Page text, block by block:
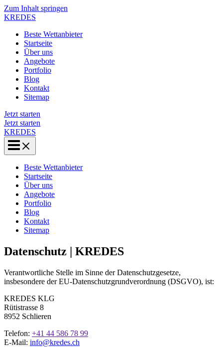
Zum Inhalt springen
KREDES
Beste Wettanbieter
Startseite
Über uns
Angebote
Portfolio
Blog
Kontakt
Sitemap
Jetzt starten
Jetzt starten
KREDES
Beste Wettanbieter
Startseite
Über uns
Angebote
Portfolio
Blog
Kontakt
Sitemap
Datenschutz | KREDES
Verantwortliche Stelle im Sinne der Datenschutzgesetze,
insbesondere der EU-Datenschutzgrundverordnung (DSGVO), ist:
KREDES KLG
Rütistrasse 8
8952 Schlieren
Telefon: +41 44 586 78 99
E-Mail: info@kredes.ch